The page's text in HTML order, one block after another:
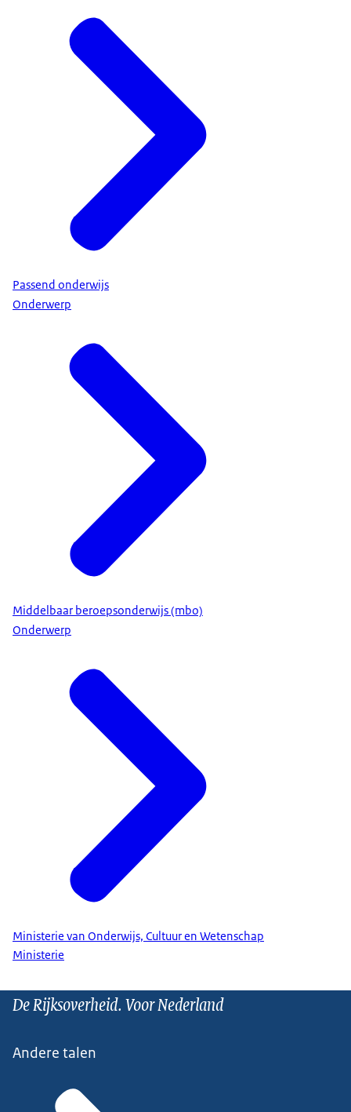
Passend onderwijs
Onderwerp
Middelbaar beroepsonderwijs (mbo)
Onderwerp
Ministerie van Onderwijs, Cultuur en Wetenschap
Ministerie
De Rijksoverheid. Voor Nederland
Andere talen